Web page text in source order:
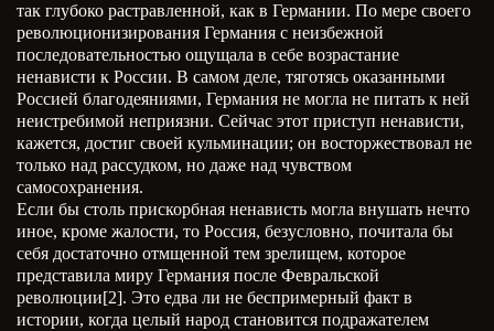
так глубоко растравленной, как в Германии. По мере своего
революционизирования Германия с неизбежной
последовательностью ощущала в себе возрастание
ненависти к России. В самом деле, тяготясь оказанными
Россией благодеяниями, Германия не могла не питать к ней
неистребимой неприязни. Сейчас этот приступ ненависти,
кажется, достиг своей кульминации; он восторжествовал не
только над рассудком, но даже над чувством
самосохранения.
Если бы столь прискорбная ненависть могла внушать нечто
иное, кроме жалости, то Россия, безусловно, почитала бы
себя достаточно отмщенной тем зрелищем, которое
представила миру Германия после Февральской
революции[2]. Это едва ли не беспримерный факт в
истории, когда целый народ становится подражателем